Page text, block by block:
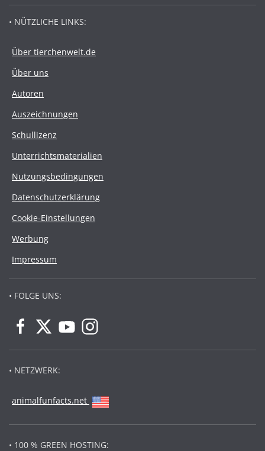
• NÜTZLICHE LINKS:
Über tierchenwelt.de
Über uns
Autoren
Auszeichnungen
Schullizenz
Unterrichtsmaterialien
Nutzungsbedingungen
Datenschutzerklärung
Cookie-Einstellungen
Werbung
Impressum
• FOLGE UNS:
• NETZWERK:
animalfunfacts.net
• 100 % GREEN HOSTING: